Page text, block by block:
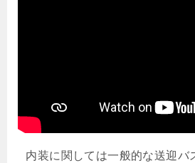
内装に関しては一般的な送迎バ